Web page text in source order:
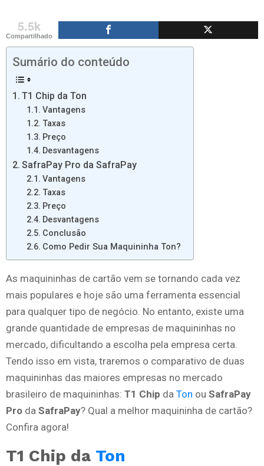
5.5k
Compartilhado
Sumário do conteúdo
T1 Chip da Ton
Vantagens
Taxas
Preço
Desvantagens
SafraPay Pro da SafraPay
Vantagens
Taxas
Preço
Desvantagens
Conclusão
Como Pedir Sua Maquininha Ton?
As maquininhas de cartão vem se tornando cada vez
mais populares e hoje são uma ferramenta essencial
para qualquer tipo de negócio. No entanto, existe uma
grande quantidade de empresas de maquininhas no
mercado, dificultando a escolha pela empresa certa.
Tendo isso em vista, traremos o comparativo de duas
maquininhas das maiores empresas no mercado
brasileiro de maquininhas: T1 Chip da Ton ou SafraPay
Pro da SafraPay? Qual a melhor maquininha de cartão?
Confira agora!
T1 Chip da Ton